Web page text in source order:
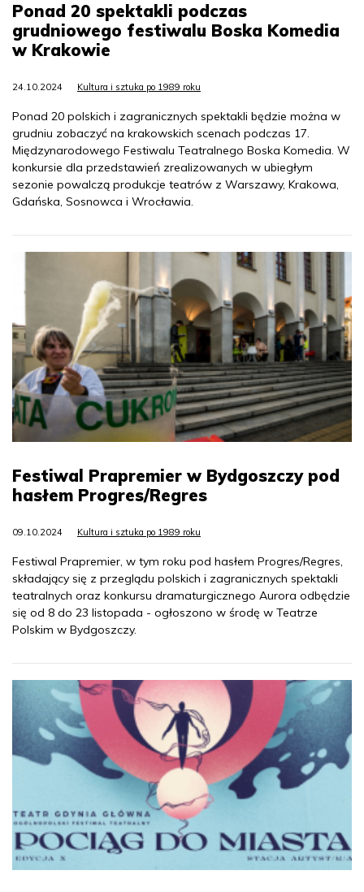
Ponad 20 spektakli podczas
grudniowego festiwalu Boska Komedia
w Krakowie
24.10.2024 Kultura i sztuka po 1989 roku
Ponad 20 polskich i zagranicznych spektakli będzie można w
grudniu zobaczyć na krakowskich scenach podczas 17.
Międzynarodowego Festiwalu Teatralnego Boska Komedia. W
konkursie dla przedstawień zrealizowanych w ubiegłym
sezonie powalczą produkcje teatrów z Warszawy, Krakowa,
Gdańska, Sosnowca i Wrocławia.
Festiwal Prapremier w Bydgoszczy pod
hasłem Progres/Regres
09.10.2024 Kultura i sztuka po 1989 roku
Festiwal Prapremier, w tym roku pod hasłem Progres/Regres,
składający się z przeglądu polskich i zagranicznych spektakli
teatralnych oraz konkursu dramaturgicznego Aurora odbędzie
się od 8 do 23 listopada - ogłoszono w środę w Teatrze
Polskim w Bydgoszczy.